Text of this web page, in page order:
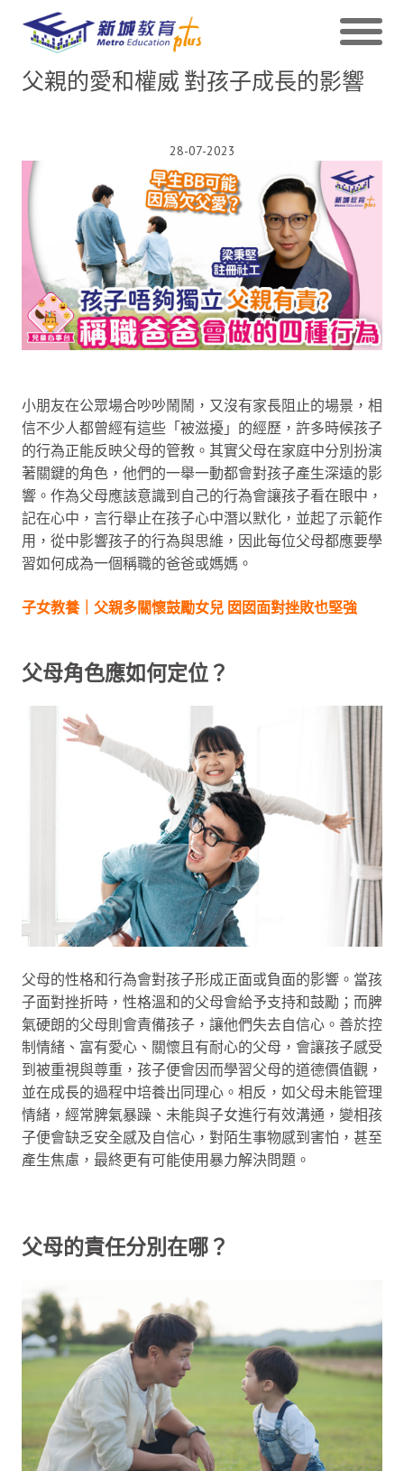
父親的愛和權威 對孩子成長的影響
28-07-2023
小朋友在公眾場合吵吵鬧鬧，又沒有家長阻止的場景，相
信不少人都曾經有這些「被滋擾」的經歷，許多時候孩子
的行為正能反映父母的管教。其實父母在家庭中分別扮演
著關鍵的角色，他們的一舉一動都會對孩子產生深遠的影
響。作為父母應該意識到自己的行為會讓孩子看在眼中，
記在心中，言行舉止在孩子心中潛以默化，並起了示範作
用，從中影響孩子的行為與思維，因此每位父母都應要學
習如何成為一個稱職的爸爸或媽媽。
子女教養｜父親多關懷鼓勵女兒 囡囡面對挫敗也堅強
父母角色應如何定位？
父母的性格和行為會對孩子形成正面或負面的影響。當孩
子面對挫折時，性格溫和的父母會給予支持和鼓勵；而脾
氣硬朗的父母則會責備孩子，讓他們失去自信心。善於控
制情緒、富有愛心、關懷且有耐心的父母，會讓孩子感受
到被重視與尊重，孩子便會因而學習父母的道德價值觀，
並在成長的過程中培養出同理心。相反，如父母未能管理
情緒，經常脾氣暴躁、未能與子女進行有效溝通，變相孩
子便會缺乏安全感及自信心，對陌生事物感到害怕，甚至
產生焦慮，最終更有可能使用暴力解決問題。
父母的責任分別在哪？